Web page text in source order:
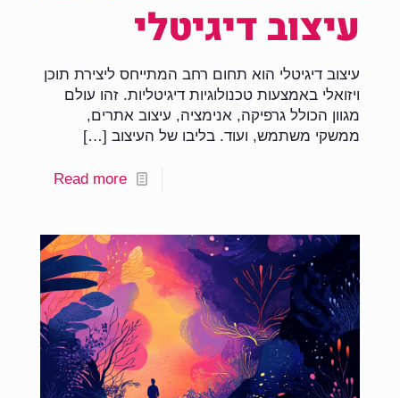
עיצוב דיגיטלי
עיצוב דיגיטלי הוא תחום רחב המתייחס ליצירת תוכן
ויזואלי באמצעות טכנולוגיות דיגיטליות. זהו עולם
מגוון הכולל גרפיקה, אנימציה, עיצוב אתרים,
ממשקי משתמש, ועוד. בליבו של העיצוב […]
Read more